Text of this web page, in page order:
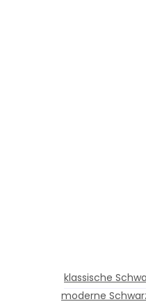
klassische
moderne